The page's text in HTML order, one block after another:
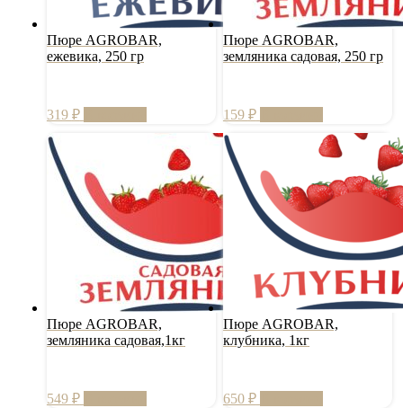
Пюре AGROBAR,
ежевика, 250 гр
319 ₽
Пюре AGROBAR,
земляника садовая, 250 гр
159 ₽
Пюре AGROBAR,
земляника садовая,1кг
549 ₽
Пюре AGROBAR,
клубника, 1кг
650 ₽